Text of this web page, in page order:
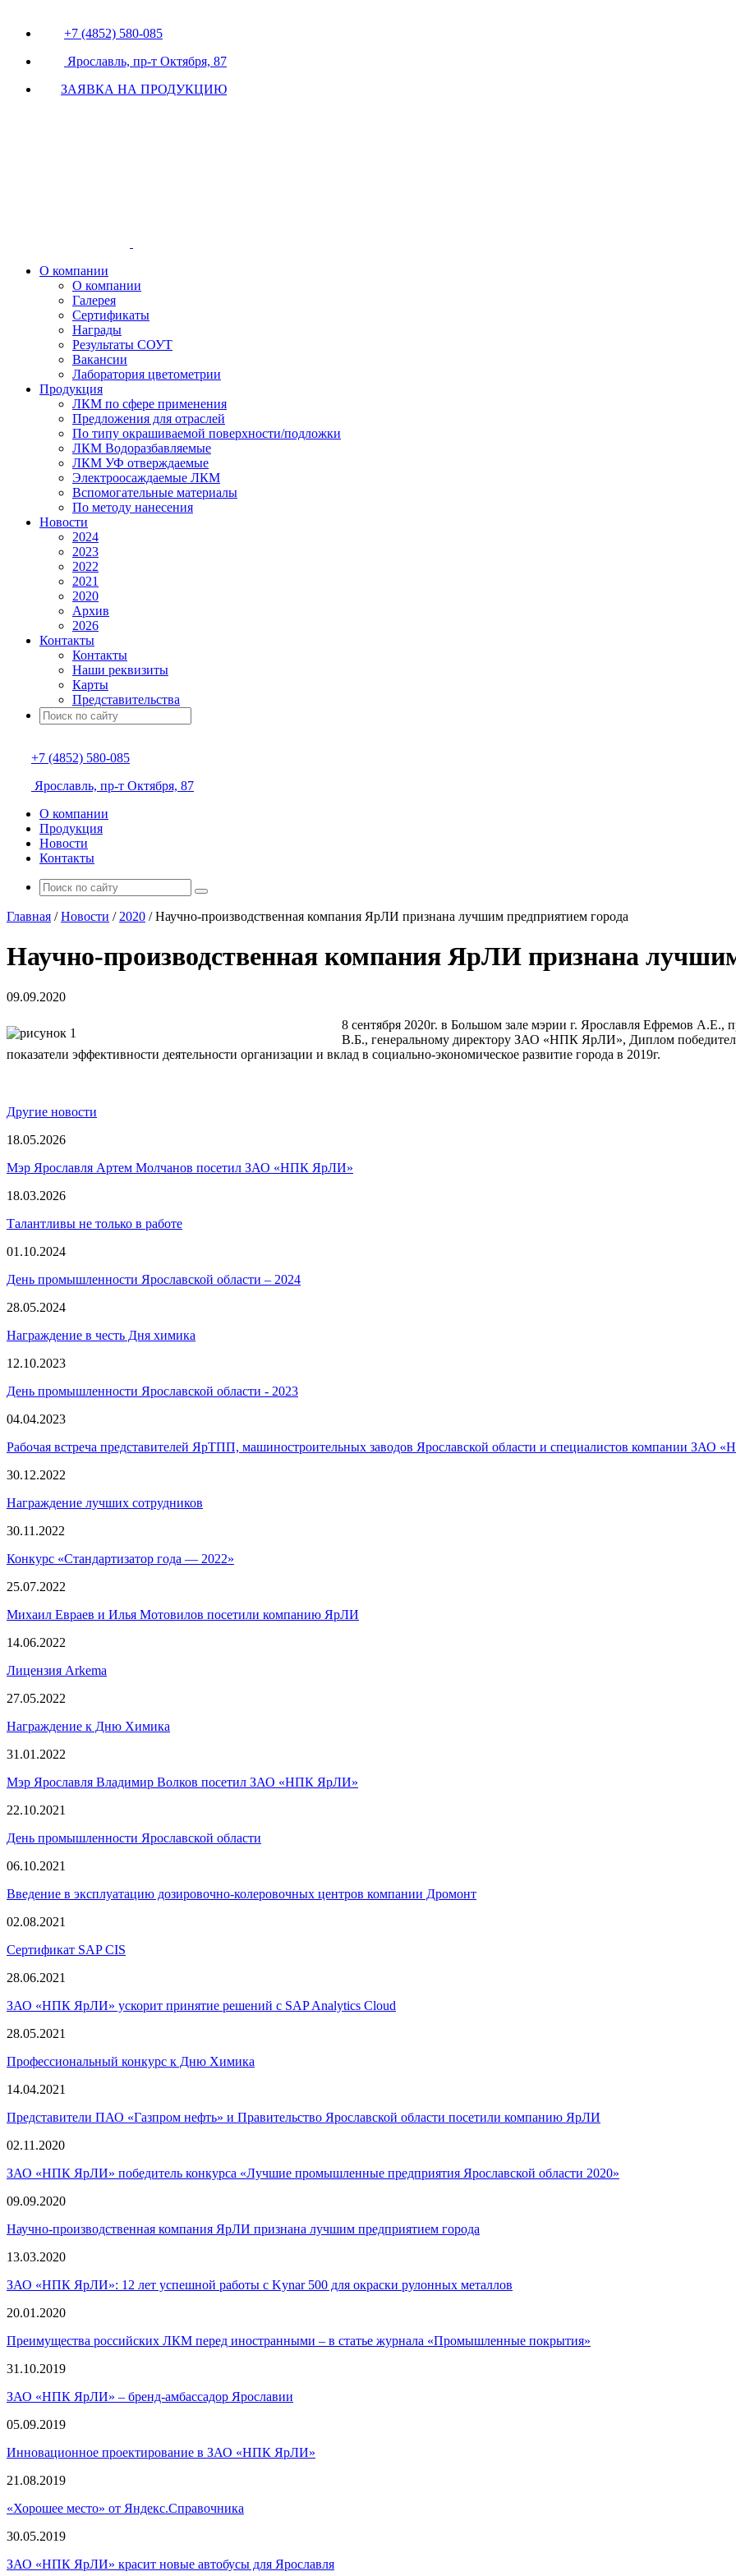
+7 (4852) 580-085
Ярославль, пр-т Октября, 87
ЗАЯВКА НА ПРОДУКЦИЮ
О компании
О компании
Галерея
Сертификаты
Награды
Результаты СОУТ
Вакансии
Лаборатория цветометрии
Продукция
ЛКМ по сфере применения
Предложения для отраслей
По типу окрашиваемой поверхности/подложки
ЛКМ Водоразбавляемые
ЛКМ УФ отверждаемые
Электроосаждаемые ЛКМ
Вспомогательные материалы
По методу нанесения
Новости
2024
2023
2022
2021
2020
Архив
2026
Контакты
Контакты
Наши реквизиты
Карты
Представительства
+7 (4852) 580-085
Ярославль, пр-т Октября, 87
О компании
Продукция
Новости
Контакты
Главная /Новости / 2020 /Научно-производственная компания ЯрЛИ признана лучшим предприятием города
Научно-производственная компания ЯрЛИ признана
09.09.2020
8 сентября 2020г. в Большом зале мэрии г. Ярославля Ефремов А.Е.,
В.Б., генеральному директору ЗАО «НПК ЯрЛИ», Диплом
показатели эффективности деятельности организации и вклад в социально-экономическое развитие города в 2019г.
Другие новости
18.05.2026
Мэр Ярославля Артем Молчанов посетил ЗАО «НПК ЯрЛИ»
18.03.2026
Талантливы не только в работе
01.10.2024
День промышленности Ярославской области – 2024
28.05.2024
Награждение в честь Дня химика
12.10.2023
День промышленности Ярославской области ‑ 2023
04.04.2023
Рабочая встреча представителей ЯрТПП, машиностроительных заводов Ярославской области и специалистов компании ЗАО
30.12.2022
Награждение лучших сотрудников
30.11.2022
Конкурс «Стандартизатор года — 2022»
25.07.2022
Михаил Евраев и Илья Мотовилов посетили компанию ЯрЛИ
14.06.2022
Лицензия Arkema
27.05.2022
Награждение к Дню Химика
31.01.2022
Мэр Ярославля Владимир Волков посетил ЗАО «НПК ЯрЛИ»
22.10.2021
День промышленности Ярославской области
06.10.2021
Введение в эксплуатацию дозировочно-колеровочных центров компании Дромонт
02.08.2021
Сертификат SAP CIS
28.06.2021
ЗАО «НПК ЯрЛИ» ускорит принятие решений с SAP Analytics Cloud
28.05.2021
Профессиональный конкурс к Дню Химика
14.04.2021
Представители ПАО «Газпром нефть» и Правительство Ярославской области посетили компанию ЯрЛИ
02.11.2020
ЗАО «НПК ЯрЛИ» победитель конкурса «Лучшие промышленные предприятия Ярославской области 2020»
09.09.2020
Научно-производственная компания ЯрЛИ признана лучшим предприятием города
13.03.2020
ЗАО «НПК ЯрЛИ»: 12 лет успешной работы с Kynar 500 для окраски рулонных металлов
20.01.2020
Преимущества российских ЛКМ перед иностранными – в статье журнала «Промышленные покрытия»
31.10.2019
ЗАО «НПК ЯрЛИ» – бренд-амбассадор Ярославии
05.09.2019
Инновационное проектирование в ЗАО «НПК ЯрЛИ»
21.08.2019
«Хорошее место» от Яндекс.Справочника
30.05.2019
ЗАО «НПК ЯрЛИ» красит новые автобусы для Ярославля